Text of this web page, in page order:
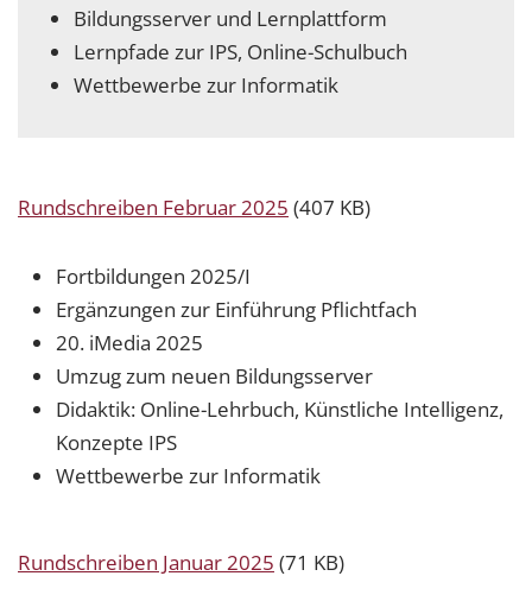
Bildungsserver und Lernplattform
Lernpfade zur IPS, Online-Schulbuch
Wettbewerbe zur Informatik
Rundschreiben Februar 2025 (407 KB)
Fortbildungen 2025/I
Ergänzungen zur Einführung Pflichtfach
20. iMedia 2025
Umzug zum neuen Bildungsserver
Didaktik: Online-Lehrbuch, Künstliche Intelligenz,
Konzepte IPS
Wettbewerbe zur Informatik
Rundschreiben Januar 2025 (71 KB)